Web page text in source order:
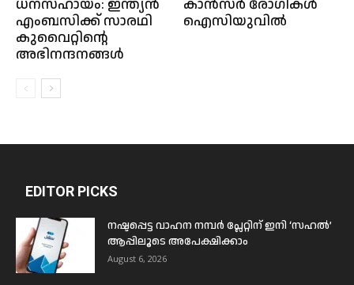
ധനസഹായം: ഇന്ത്യൻ
എംബസിക്ക് സാരഥി
കുവൈറ്റിന്റെ
അഭിനന്ദനങ്ങള്‍
കാൻസർ രോഗികൾ
ഐസിയുവിൽ
EDITOR PICKS
നഷ്ടപ്പെട്ട വാഹന നമ്പർ പ്ലേറ്റിന് ഇനി ‘സഹൽ’
ആപ്പിലൂടെ അപേക്ഷിക്കാം
August 6, 2026